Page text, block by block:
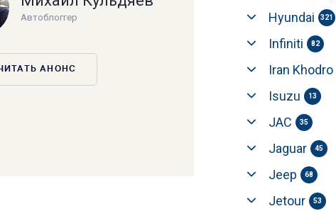
Автоблоггер
АНОНС
Hyundai 321
Infiniti 82
Iran Khodro
Isuzu 13
JAC 35
Jaguar 45
Jeep 68
Jetour 53